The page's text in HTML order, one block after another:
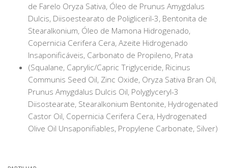
de Farelo Oryza Sativa, Óleo de Prunus Amygdalus
Dulcis, Diisoestearato de Poligliceril-3, Bentonita de
Stearalkonium, Óleo de Mamona Hidrogenado,
Copernicia Cerifera Cera, Azeite Hidrogenado
Insaponificáveis, Carbonato de Propileno, Prata
(Squalane, Caprylic/Capric Triglyceride, Ricinus
Communis Seed Oil, Zinc Oxide, Oryza Sativa Bran Oil,
Prunus Amygdalus Dulcis Oil, Polyglyceryl-3
Diisostearate, Stearalkonium Bentonite, Hydrogenated
Castor Oil, Copernicia Cerifera Cera, Hydrogenated
Olive Oil Unsaponifiables, Propylene Carbonate, Silver)